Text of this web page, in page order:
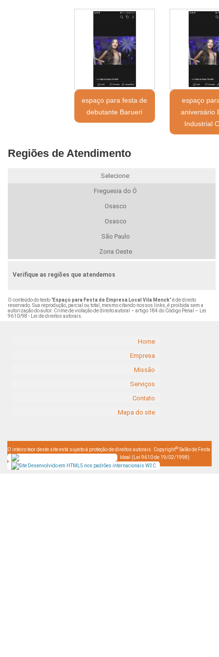
espaço para festa de
debutante Barueri
espaço
aniversário
Industrial
Regiões de Atendimento
Selecione:
Freguesia do Ó
Osasco
Osasco
São Paulo
Zona Oeste
Verifique as regiões que atendemos
O conteúdo do texto "Espaço para Festa de Empresa Local Vila Menck" é de direito
reservado. Sua reprodução, parcial ou total, mesmo citando nossos links, é proibida sem a
autorização do autor. Crime de violação de direito autoral – artigo 184 do Código Penal – Lei
9610/98 - Lei de direitos autorais.
Home
Empresa
Missão
Serviços
Contato
Mapa do site
O inteiro teor deste site está sujeito à proteção de direitos autorais. Copyright© Salão de Festa
Ideal (Lei 9610 de 19/02/1998)